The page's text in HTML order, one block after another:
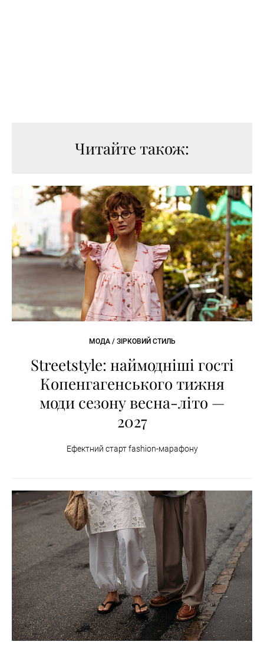
Читайте також:
МОДА / ЗІРКОВИЙ СТИЛЬ
Streetstyle: наймодніші гості
Копенгагенського тижня
моди сезону весна-літо —
2027
Ефектний старт fashion-марафону